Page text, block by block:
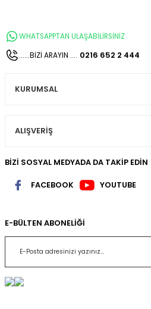
WHATSAPPTAN ULAŞABİLİRSİNİZ
......BİZİ ARAYIN .... 0216 652 2 444
KURUMSAL
ALIŞVERİŞ
BİZİ SOSYAL MEDYADA DA TAKİP EDİN
FACEBOOK YOUTUBE
E-BÜLTEN ABONELİĞİ